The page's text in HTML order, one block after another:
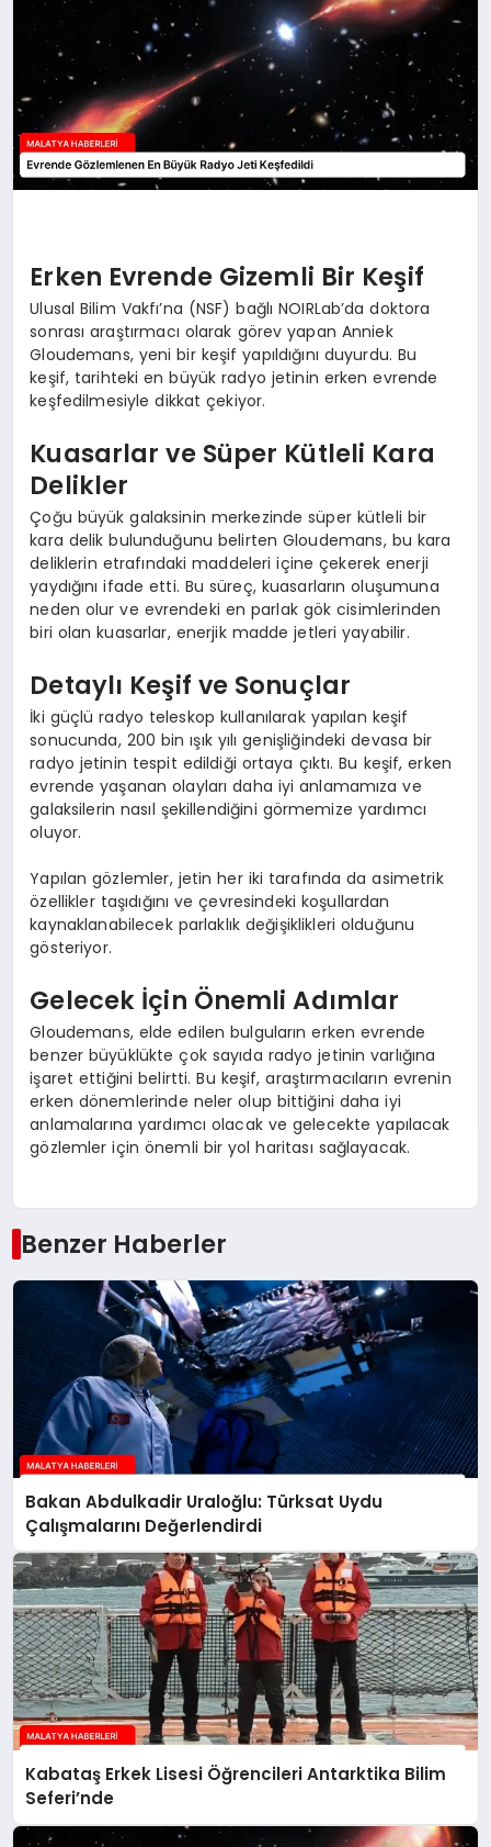
SAĞLIK
SIYASET
SPOR
Erken Evrende Gizemli Bir Keşif
Ulusal Bilim Vakfı’na (NSF) bağlı NOIRLab’da doktora
sonrası araştırmacı olarak görev yapan Anniek
Gloudemans, yeni bir keşif yapıldığını duyurdu. Bu
keşif, tarihteki en büyük radyo jetinin erken evrende
keşfedilmesiyle dikkat çekiyor.
Kuasarlar ve Süper Kütleli Kara
Delikler
Çoğu büyük galaksinin merkezinde süper kütleli bir
kara delik bulunduğunu belirten Gloudemans, bu kara
deliklerin etrafındaki maddeleri içine çekerek enerji
yaydığını ifade etti. Bu süreç, kuasarların oluşumuna
neden olur ve evrendeki en parlak gök cisimlerinden
biri olan kuasarlar, enerjik madde jetleri yayabilir.
Detaylı Keşif ve Sonuçlar
İki güçlü radyo teleskop kullanılarak yapılan keşif
sonucunda, 200 bin ışık yılı genişliğindeki devasa bir
radyo jetinin tespit edildiği ortaya çıktı. Bu keşif, erken
evrende yaşanan olayları daha iyi anlamamıza ve
galaksilerin nasıl şekillendiğini görmemize yardımcı
oluyor.
Yapılan gözlemler, jetin her iki tarafında da asimetrik
özellikler taşıdığını ve çevresindeki koşullardan
kaynaklanabilecek parlaklık değişiklikleri olduğunu
gösteriyor.
Gelecek İçin Önemli Adımlar
Gloudemans, elde edilen bulguların erken evrende
benzer büyüklükte çok sayıda radyo jetinin varlığına
işaret ettiğini belirtti. Bu keşif, araştırmacıların evrenin
erken dönemlerinde neler olup bittiğini daha iyi
anlamalarına yardımcı olacak ve gelecekte yapılacak
gözlemler için önemli bir yol haritası sağlayacak.
Benzer Haberler
Bakan Abdulkadir Uraloğlu: Türksat Uydu
Çalışmalarını Değerlendirdi
Kabataş Erkek Lisesi Öğrencileri Antarktika Bilim
Seferi’nde